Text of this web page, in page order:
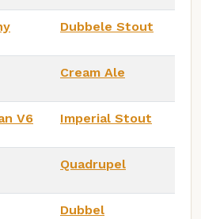
Dubbele Stout
Cream Ale
V6 Imperial Stout
Quadrupel
Dubbel